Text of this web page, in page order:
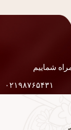
۰۲۱۹۸۷۶۵۴۳۱